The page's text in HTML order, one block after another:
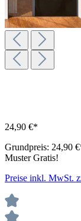
24,90 €*
Grundpreis: 24,90
Muster Gratis!
Preise inkl. MwSt.